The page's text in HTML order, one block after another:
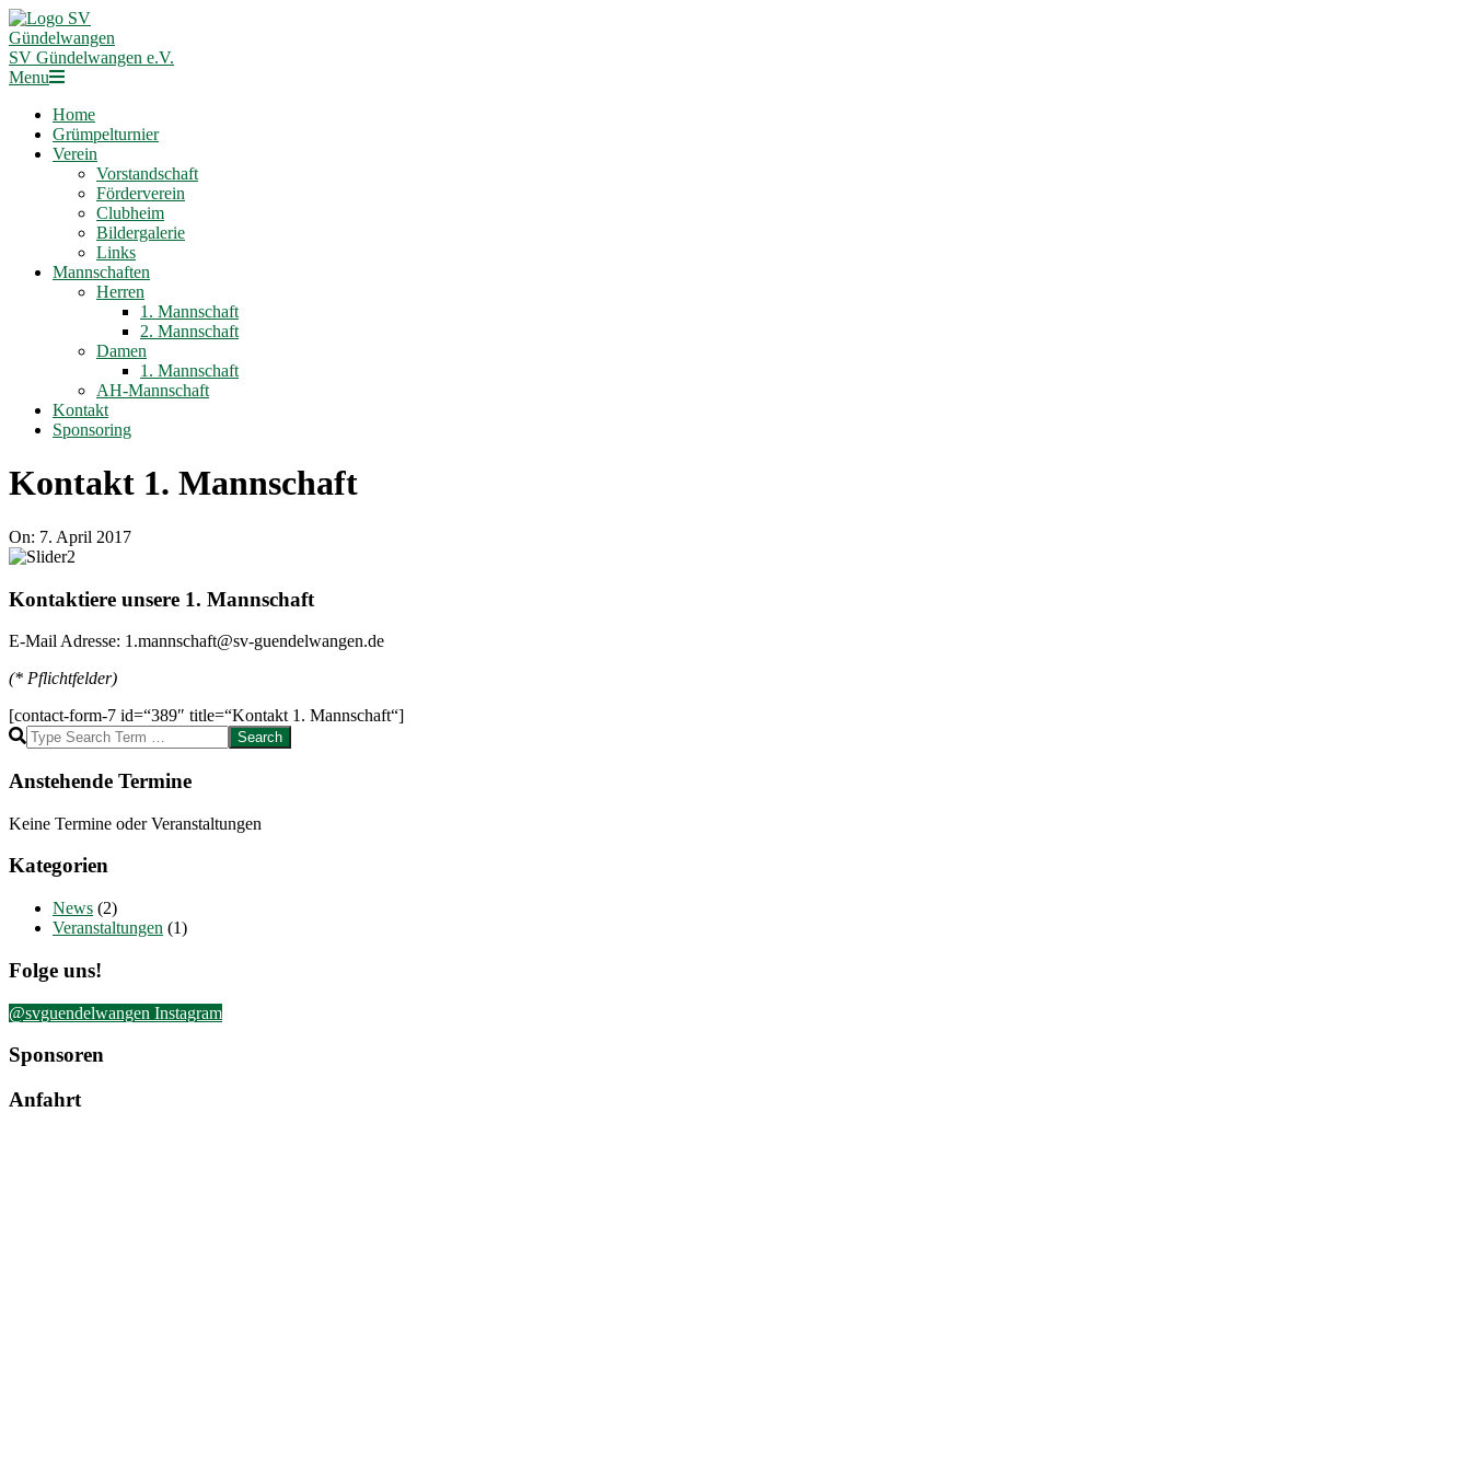
Skip
to
content
SV Gündelwangen e.V.
Primary
Menu
Menu
Home
Grümpelturnier
Verein
Vorstandschaft
Förderverein
Clubheim
Bildergalerie
Links
Mannschaften
Herren
1. Mannschaft
2. Mannschaft
Damen
1. Mannschaft
AH-Mannschaft
Kontakt
Sponsoring
Kontakt 1. Mannschaft
On: 7. April 2017
Kontaktiere unsere 1. Mannschaft
E-Mail Adresse: 1.mannschaft@sv-guendelwangen.de
(* Pflichtfelder)
[contact-form-7 id=“389″ title=“Kontakt 1. Mannschaft“]
2017-
04-
07
Search
Anstehende Termine
Keine Termine oder Veranstaltungen
Kategorien
News (2)
Veranstaltungen (1)
Folge uns!
@svguendelwangen Instagram
Sponsoren
Anfahrt